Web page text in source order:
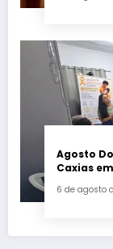
Agosto
Caxias
6 de agosto